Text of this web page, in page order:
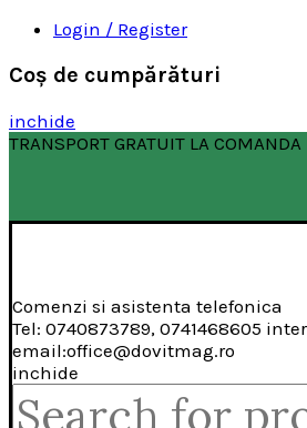
Login / Register
Coş de cumpărături
inchide
TRANSPORT GRATUIT LA
Comenzi si asistenta telefonica
Tel: 0740873789, 0741468605
email:office@dovitmag.ro
inchide
Search
for: